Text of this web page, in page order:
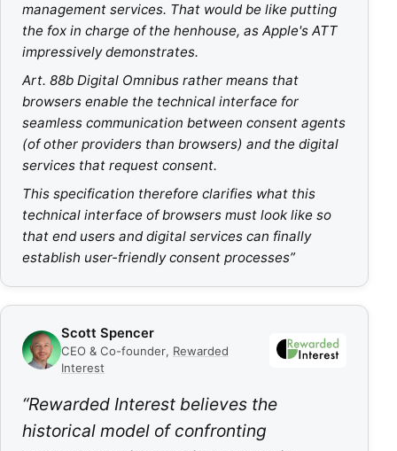
management services. That would be like putting
the fox in charge of the henhouse, as Apple's ATT
impressively demonstrates.
Art. 88b Digital Omnibus rather means that
browsers enable the technical interface for
seamless communication between consent agents
(of other providers than browsers) and the digital
services that request consent.
This specification therefore clarifies what this
technical interface of browsers must look like so
that end users and digital services can finally
establish user-friendly consent processes”
Scott Spencer
CEO & Co-founder, Rewarded
Interest
“Rewarded Interest believes the
historical model of confronting